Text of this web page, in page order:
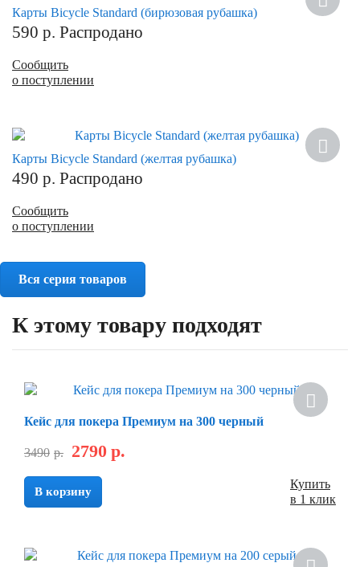
Карты Bicycle Standard (бирюзовая рубашка)
590 р. Распродано
Сообщить
о поступлении
Карты Bicycle Standard (желтая рубашка)
490 р. Распродано
Сообщить
о поступлении
Вся серия товаров
К этому товару подходят
Кейс для покера Премиум на 300 черный
3490 р. 2790 р.
В корзину
Купить
в 1 клик